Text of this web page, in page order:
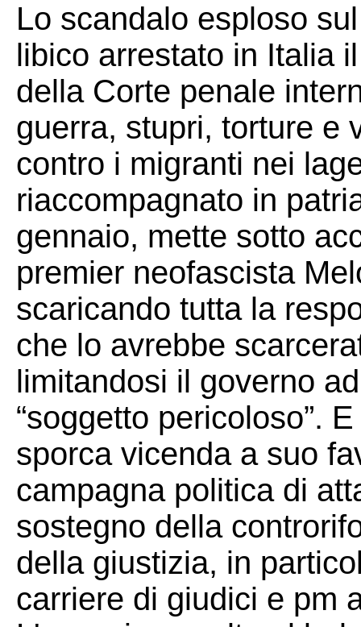
Lo scandalo esploso
libico arrestato in Italia
della Corte penale
guerra, stupri, torture e
contro i migranti nei
riaccompagnato in
gennaio, mette sotto
premier neofascista
scaricando tutta la
che lo avrebbe
limitandosi il governo
“soggetto pericoloso”.
sporca vicenda a suo
campagna politica di
sostegno della
della giustizia, in
carriere di giudici e pm